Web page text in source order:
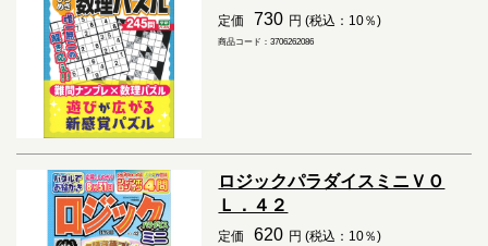
定価 730 円 (税込：10％)
商品コード：3706262086
ロジックパラダイスミニＶＯ
Ｌ．４２
定価 620 円 (税込：10％)